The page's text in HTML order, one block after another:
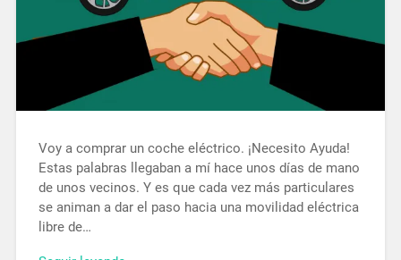
Voy a comprar un coche eléctrico. ¡Necesito Ayuda!
Estas palabras llegaban a mí hace unos días de mano
de unos vecinos. Y es que cada vez más particulares
se animan a dar el paso hacia una movilidad eléctrica
libre de…